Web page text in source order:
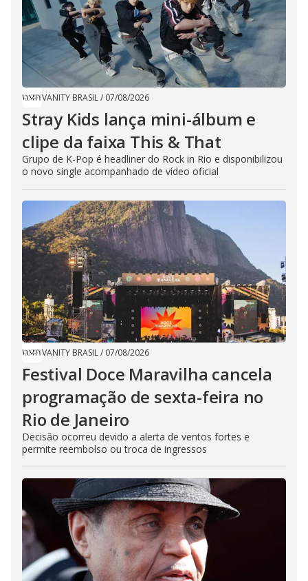
VANITY BRASIL/ 07/08/2026
Stray Kids lança mini-álbum e
clipe da faixa This & That
Grupo de K-Pop é headliner do Rock in Rio e disponibilizou
o novo single acompanhado de vídeo oficial
VANITY BRASIL/ 07/08/2026
Festival Doce Maravilha cancela
programação de sexta-feira no
Rio de Janeiro
Decisão ocorreu devido a alerta de ventos fortes e
permite reembolso ou troca de ingressos